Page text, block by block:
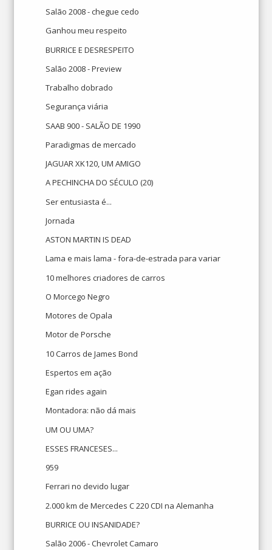
Salão 2008 - chegue cedo
Ganhou meu respeito
BURRICE E DESRESPEITO
Salão 2008 - Preview
Trabalho dobrado
Segurança viária
SAAB 900 - SALÃO DE 1990
Paradigmas de mercado
JAGUAR XK120, UM AMIGO
A PECHINCHA DO SÉCULO (20)
Ser entusiasta é...
Jornada
ASTON MARTIN IS DEAD
Lama e mais lama - fora-de-estrada para variar
10 melhores criadores de carros
O Morcego Negro
Motores de Opala
Motor de Porsche
10 Carros de James Bond
Espertos em ação
Egan rides again
Montadora: não dá mais
UM OU UMA?
ESSES FRANCESES...
959
Ferrari no devido lugar
2.000 km de Mercedes C 220 CDI na Alemanha
BURRICE OU INSANIDADE?
Salão 2006 - Chevrolet Camaro